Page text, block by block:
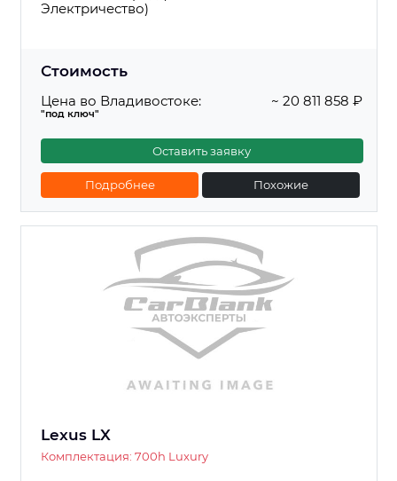
Электричество)
Стоимость
Цена во Владивостоке:
"под ключ"
~ 20 811 858 ₽
Оставить заявку
Подробнее Похожие
Lexus LX
Комплектация: 700h Luxury